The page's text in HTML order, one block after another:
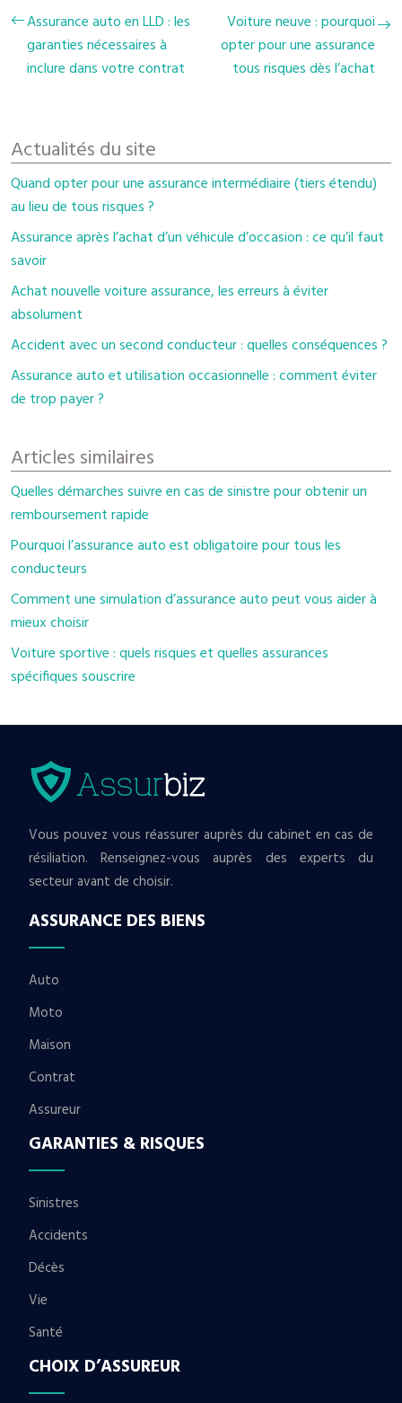
Assurance auto en LLD : les
garanties nécessaires à
inclure dans votre contrat
Voiture neuve : pourquoi
opter pour une assurance
tous risques dès l’achat
Actualités du site
Quand opter pour une assurance intermédiaire (tiers étendu)
au lieu de tous risques ?
Assurance après l’achat d’un véhicule d’occasion : ce qu’il faut
savoir
Achat nouvelle voiture assurance, les erreurs à éviter
absolument
Accident avec un second conducteur : quelles conséquences ?
Assurance auto et utilisation occasionnelle : comment éviter
de trop payer ?
Articles similaires
Quelles démarches suivre en cas de sinistre pour obtenir un
remboursement rapide
Pourquoi l’assurance auto est obligatoire pour tous les
conducteurs
Comment une simulation d’assurance auto peut vous aider à
mieux choisir
Voiture sportive : quels risques et quelles assurances
spécifiques souscrire
Vous pouvez vous réassurer auprès du cabinet en cas de
résiliation. Renseignez-vous auprès des experts du
secteur avant de choisir.
ASSURANCE DES BIENS
Auto
Moto
Maison
Contrat
Assureur
GARANTIES & RISQUES
Sinistres
Accidents
Décès
Vie
Santé
CHOIX D’ASSUREUR